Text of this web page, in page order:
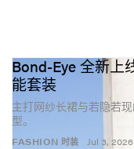
FASHION 时装
Bond-Eye 全新上
能套装
主打网纱长裙与若隐若
型。
Jul 3, 2026